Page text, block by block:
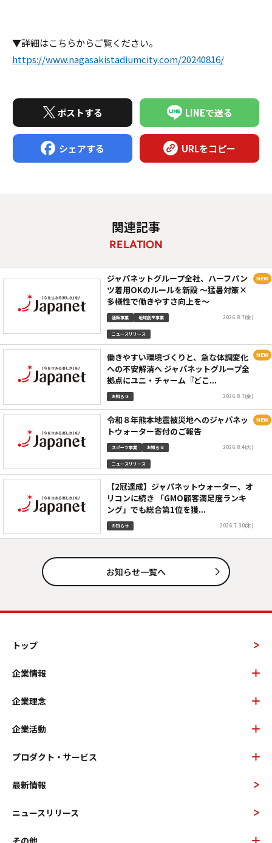
▼詳細はこちらからご覧ください。
https://www.nagasakistadiumcity.com/20240816/
ポストする LINEで送る
シェアする URLをコピー
関連記事
RELATION
ジャパネットグループ全社、ハーフパン
ツ着用OKのルールを新設 ～猛暑対策×
多様性で働きやすさ向上を～
通販事業 地域創生事業
ニュースリリース
2026.8.7(金)
働きやすい環境づくりと、急な体調変化
への不安解消へ ジャパネットグループ全
拠点にユニ・チャーム『どこ...
お知らせ 2026.8.7(金)
令和８年熊本地震被災地へのジャパネッ
トウォーター寄付のご報告
スポーツ事業 お知らせ
ニュースリリース
2026.8.4(火)
【2冠達成】ジャパネットウォーター、オ
リコンに続き 「GMO顧客満足度ランキ
ング」でも総合第1位を獲...
お知らせ 2026.7.30(木)
お知らせ一覧へ
トップ
企業情報
企業理念
企業活動
プロダクト・サービス
最新情報
ニュースリリース